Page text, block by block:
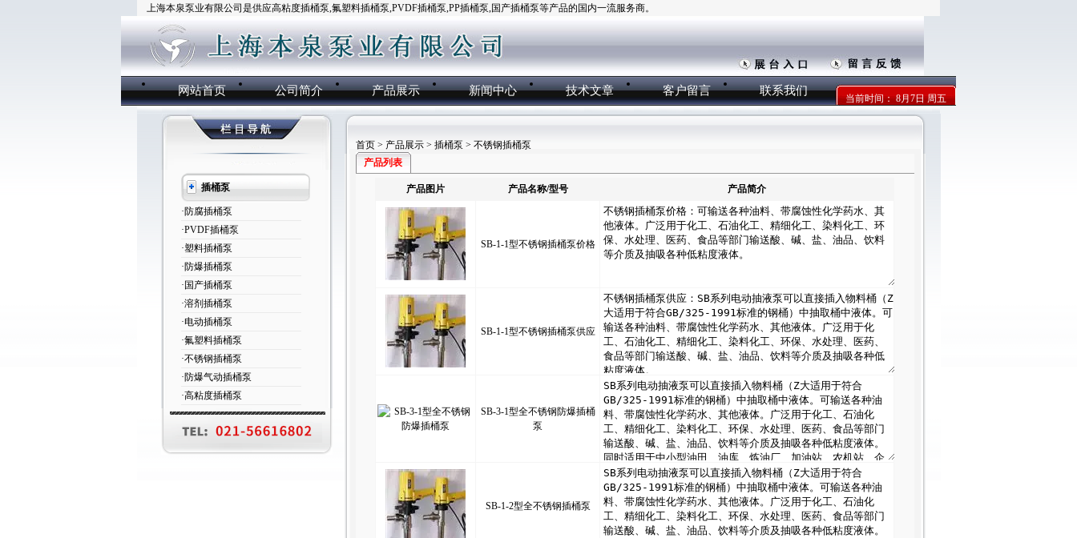
上海本泉泵业有限公司是供应高粘度插桶泵,氟塑料插桶泵,PVDF插桶泵,PP插桶泵,国产插桶泵等产品的国内一流服务商。
网站首页 公司简介 产品展示 新闻中心 技术文章 客户留言 联系我们
当前时间：8月7日 周五
插桶泵
·防腐插桶泵
·PVDF插桶泵
·塑料插桶泵
·防爆插桶泵
·国产插桶泵
·溶剂插桶泵
·电动插桶泵
·氟塑料插桶泵
·不锈钢插桶泵
·防爆气动插桶泵
·高粘度插桶泵
首页> 产品展示> 插桶泵 > 不锈钢插桶泵
产品列表
产品图片 产品名称/型号 产品简介
SB-1-1型不锈钢插桶泵价格
SB-1-1型不锈钢插桶泵供应
SB-3-1型全不锈钢防爆插桶
泵
SB-1-2型全不锈钢插桶泵